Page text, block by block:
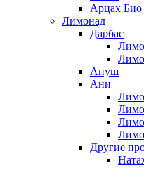
Арцах Био
Лимонад
Дарбас
Ануш
Ани
Другие